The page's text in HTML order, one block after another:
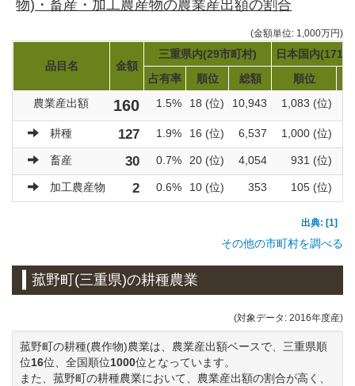
物)・畜産・加工農産物の農業産出額の割合
(金額単位: 1,000万円)
品目名 金額
三重県内(29市町村)
日本国内(1719
占有率
順位 総額 順位
農業産出額
160 1.5% 18 (位) 10,943 1,083 (位)
耕種 127 1.9% 16 (位) 6,537 1,000 (位)
畜産 30 0.7% 20 (位) 4,054 931 (位)
加工農産物 2 0.6% 10 (位) 353 105 (位)
出典: [1]
その他の市町村を調べる
菰野町(三重県)の耕種農業
(対象データ: 2016年度産)
菰野町の耕種(農作物)農業は、農業産出額ベースで、三重県順
位16位、全国順位1000位となっています。
また、菰野町の耕種農業において、農業産出額の割合が高く、